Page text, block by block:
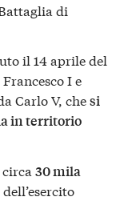
di
il 14 aprile del
I e
Carlo V, chesi
in territorio
30 mila